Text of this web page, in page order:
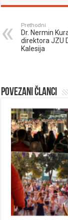
Prethodni
Dr. Nermin
direktora JZU
Kalesija
Povezani članci